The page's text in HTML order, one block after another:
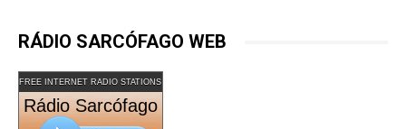
RÁDIO SARCÓFAGO WEB
FREE INTERNET RADIO STATIONS
Rádio Sarcófago